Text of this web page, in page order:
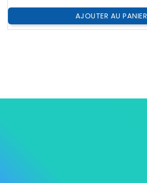
AJOUTER AU PANIER